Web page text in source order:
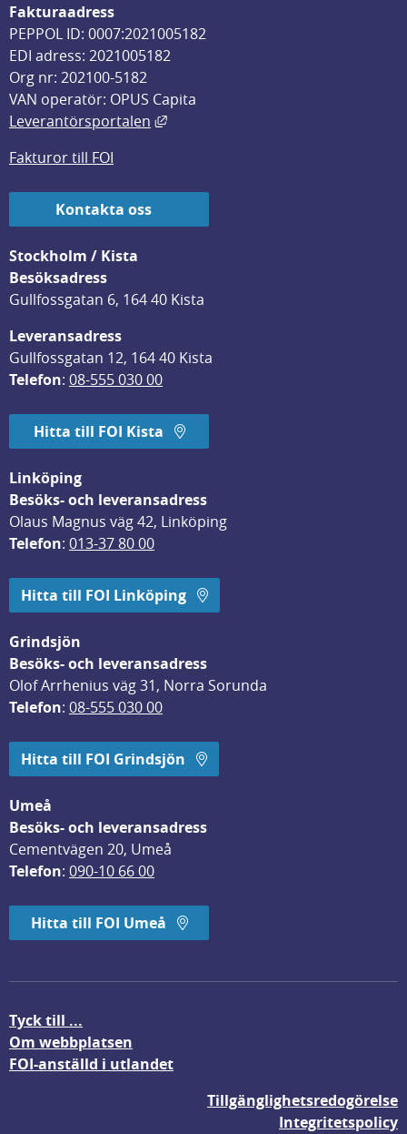
Fakturaadress
PEPPOL ID: 0007:2021005182
EDI adress: 2021005182
Org nr: 202100-5182
VAN operatör: OPUS Capita
Leverantörsportalen
Länk till annan webbplats, öppnas
Fakturor till FOI
Kontakta oss
Stockholm / Kista
Besöksadress
Gullfossgatan 6, 164 40 Kista
Leveransadress
Gullfossgatan 12, 164 40 Kista
Telefon: 08-555 030 00
Hitta till FOI Kista
Linköping
Besöks- och leveransadress
Olaus Magnus väg 42, Linköping
Telefon: 013-37 80 00
Hitta till FOI Linköping
Grindsjön
Besöks- och leveransadress
Olof Arrhenius väg 31, Norra Sorunda
Telefon: 08-555 030 00
Hitta till FOI Grindsjön
Umeå
Besöks- och leveransadress
Cementvägen 20, Umeå
Telefon: 090-10 66 00
Hitta till FOI Umeå
Tyck till ...
Om webbplatsen
FOI-anställd i utlandet
Tillgänglighetsredogörelse
Integritetspolicy